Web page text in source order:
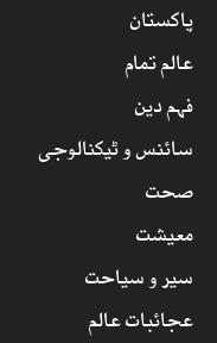
پاکستان
عالم تمام
فہم دین
سائنس و ٹیکنالوجی
صحت
معیشت
سیر و سیاحت
عجائبات عالم